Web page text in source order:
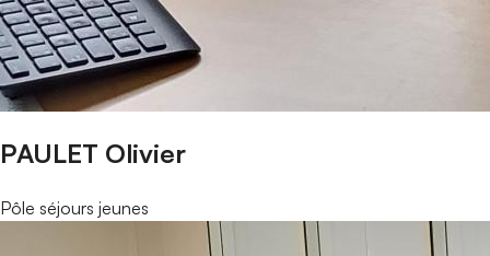
PAULET Olivier
Pôle séjours jeunes